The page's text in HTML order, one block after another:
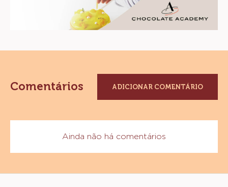
Comentários ADICIONAR COMENTÁRIO
Ainda não há comentários